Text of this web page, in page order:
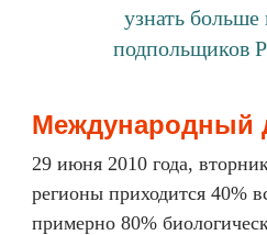
узнать
подпольщиков
Международный
29 июня 2010 года,
регионы приходится 40%
примерно 80%